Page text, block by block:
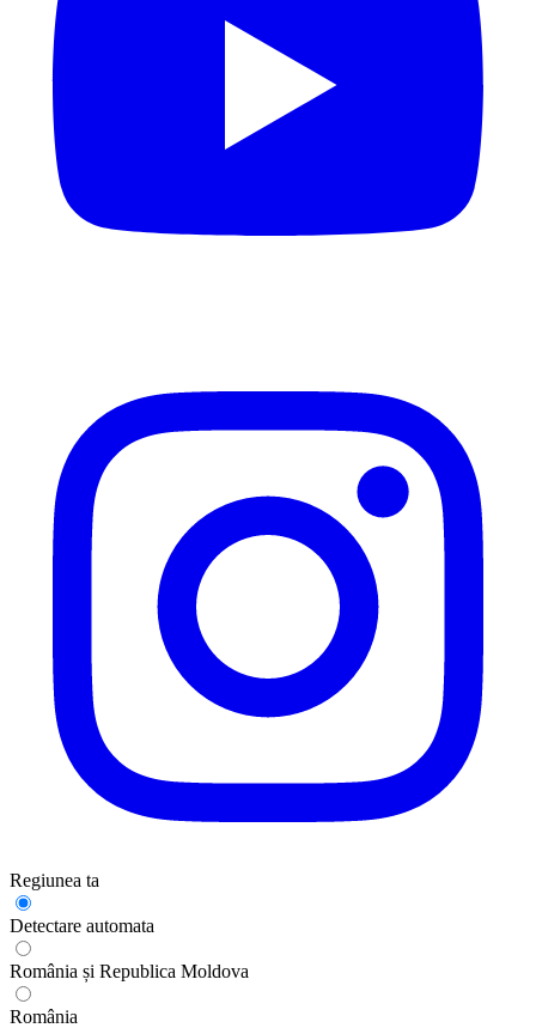
Regiunea ta
Detectare automata
România și Republica Moldova
România